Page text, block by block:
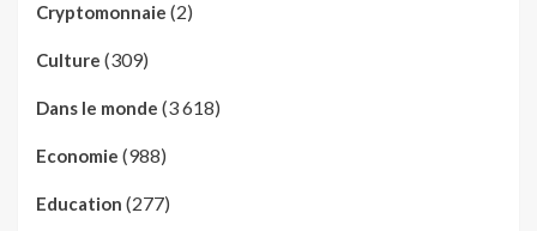
Cryptomonnaie (2)
Culture (309)
Dans le monde (3 618)
Economie (988)
Education (277)